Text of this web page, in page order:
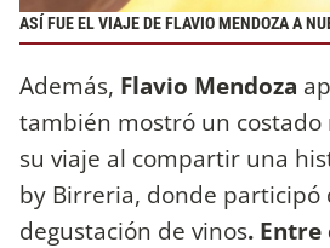
ASÍ FUE EL VIAJE DE FLAVIO MENDOZA A
Además, Flavio Mendoza
también mostró un costado
su viaje al compartir una
by Birreria, donde participó
degustación de vinos. Entre